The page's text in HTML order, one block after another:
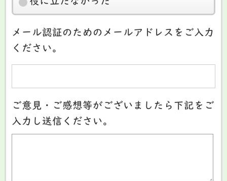
メール認証のためのメールアドレスをご入力
ください。
ご意見・ご感想等がございましたら下記をご
入力し送信ください。